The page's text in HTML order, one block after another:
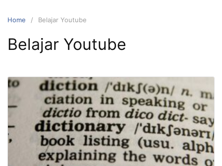
Home Belajar Youtube
Belajar Youtube